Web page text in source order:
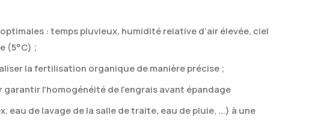
: temps pluvieux, humidité relative d’air élevée, ciel
(5°C) ;
la fertilisation organique de manière précise ;
garantir l'homogénéité de l’engrais avant épandage
eau de lavage de la salle de traite, eau de pluie, ...) à une